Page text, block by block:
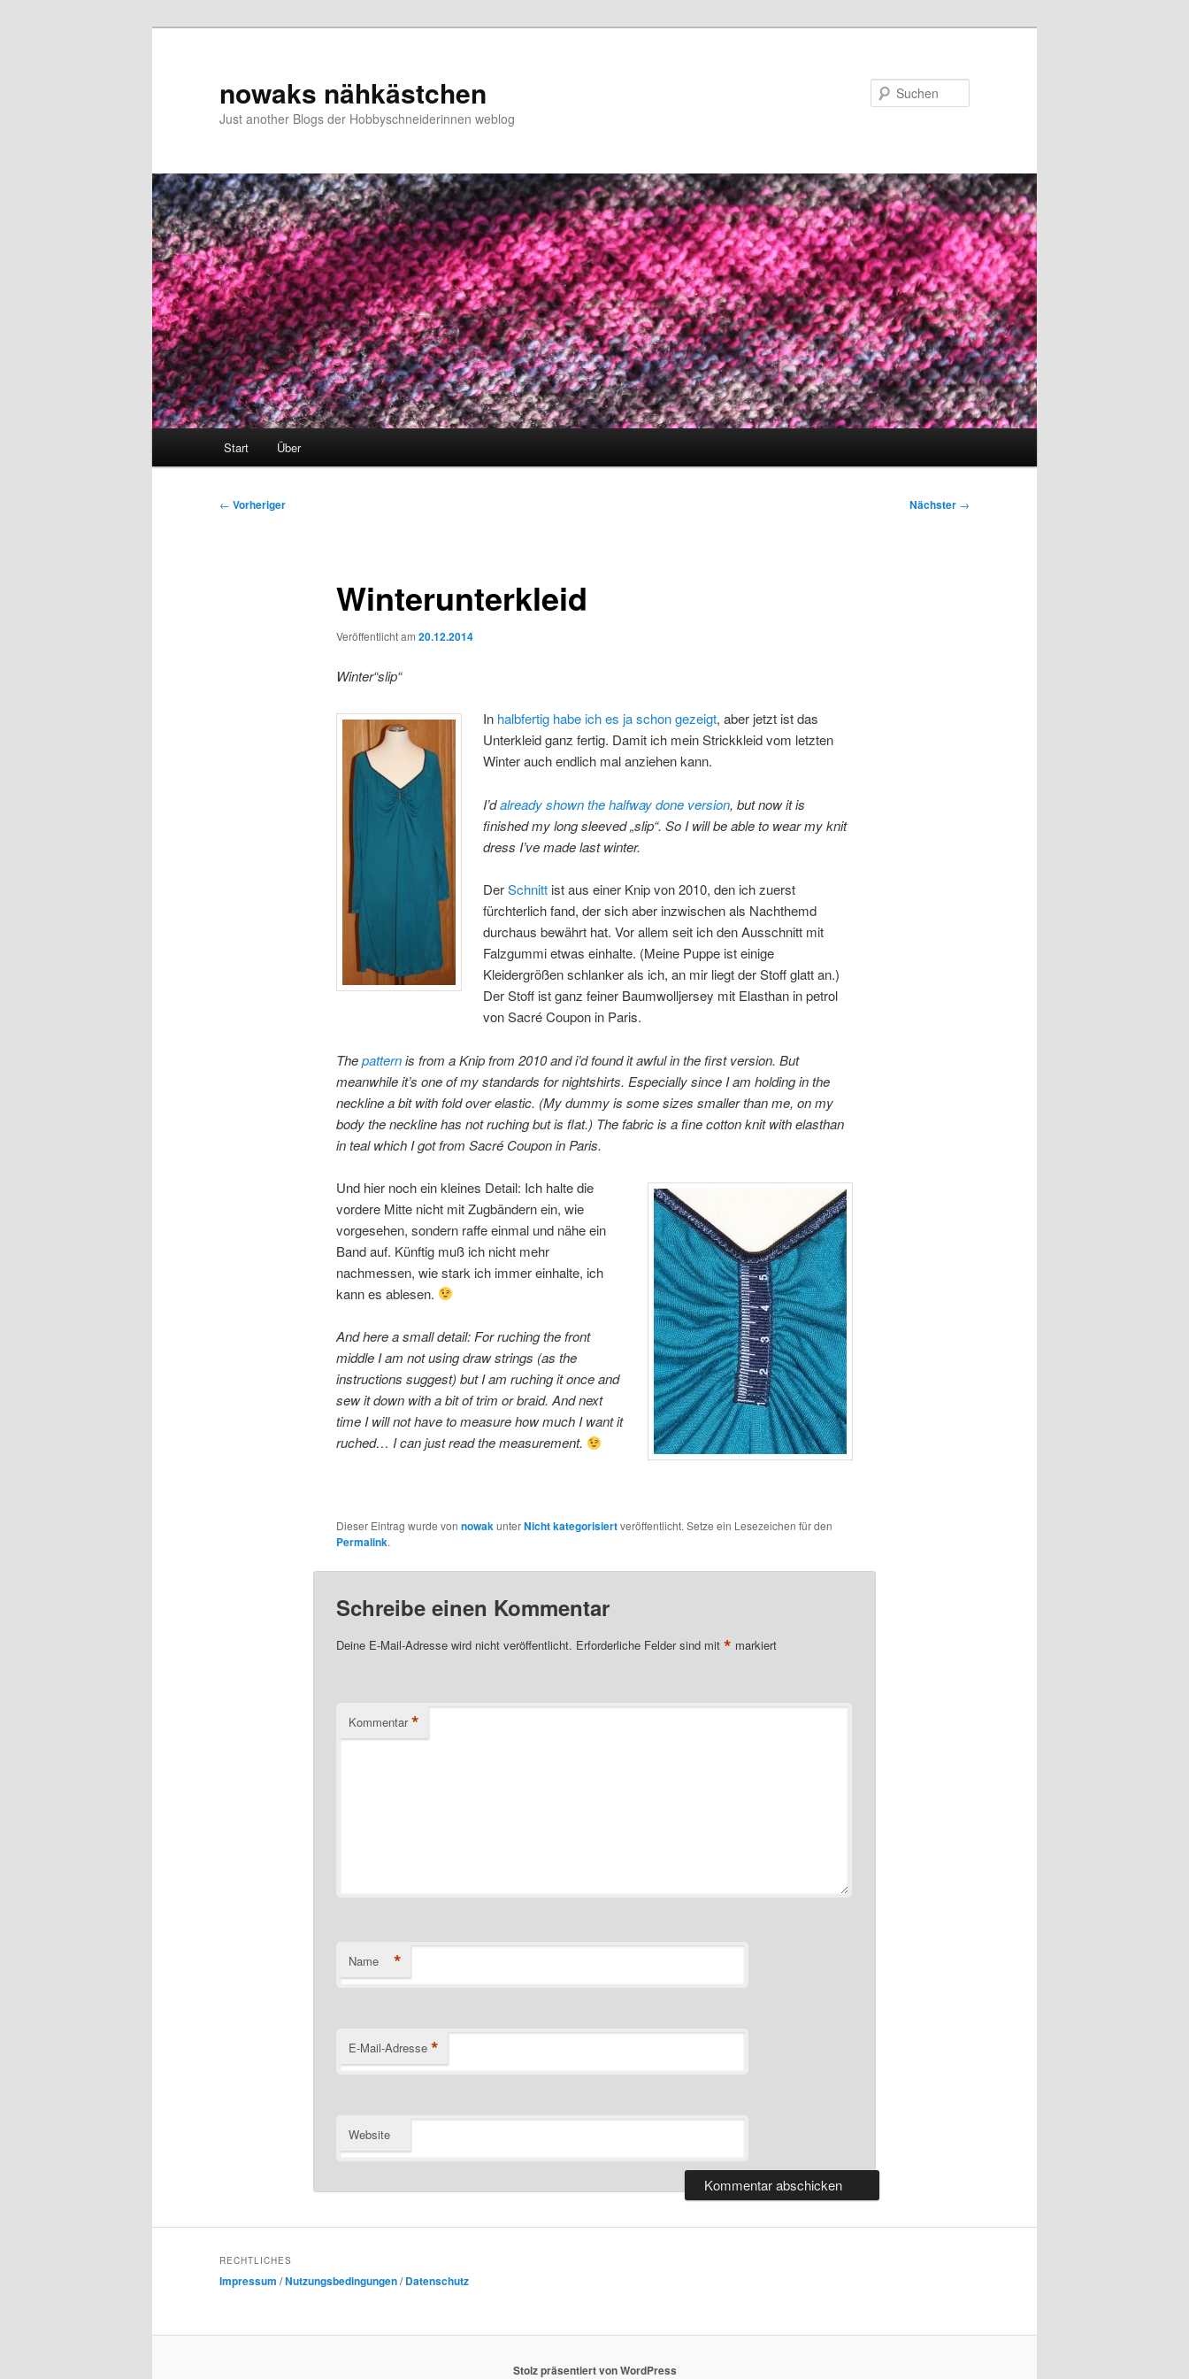
nowaks nähkästchen
Just another Blogs der Hobbyschneiderinnen weblog
Start Über
Beitragsnavigation
← Vorheriger Nächster →
Winterunterkleid
Veröffentlicht am 20.12.2014
Winter“slip“
In halbfertig habe ich es ja schon gezeigt, aber jetzt ist das
Unterkleid ganz fertig. Damit ich mein Strickkleid vom letzten
Winter auch endlich mal anziehen kann.
I’dalready shown the halfway done version, but now it is
finished my long sleeved „slip“. So I will be able to wear my knit
dress I’ve made last winter.
DerSchnitt ist aus einer Knip von 2010, den ich zuerst
fürchterlich fand, der sich aber inzwischen als Nachthemd
durchaus bewährt hat. Vor allem seit ich den Ausschnitt mit
Falzgummi etwas einhalte. (Meine Puppe ist einige
Kleidergrößen schlanker als ich, an mir liegt der Stoff glatt an.)
Der Stoff ist ganz feiner Baumwolljersey mit Elasthan in petrol
von Sacré Coupon in Paris.
Thepatternis from a Knip from 2010 and i’d found it awful in the first version. But
meanwhile it’s one of my standards for nightshirts. Especially since I am holding in the
neckline a bit with fold over elastic. (My dummy is some sizes smaller than me, on my
body the neckline has not ruching but is flat.) The fabric is a fine cotton knit with elasthan
in teal which I got from Sacré Coupon in Paris.
Und hier noch ein kleines Detail: Ich halte die
vordere Mitte nicht mit Zugbändern ein, wie
vorgesehen, sondern raffe einmal und nähe ein
Band auf. Künftig muß ich nicht mehr
nachmessen, wie stark ich immer einhalte, ich
kann es ablesen.
And here a small detail: For ruching the front
middle I am not using draw strings (as the
instructions suggest) but I am ruching it once and
sew it down with a bit of trim or braid. And next
time I will not have to measure how much I want it
ruched… I can just read the measurement.
Dieser Eintrag wurde von nowakunterNicht kategorisiertveröffentlicht. Setze ein Lesezeichen für den
Permalink.
Schreibe einen Kommentar
Deine E-Mail-Adresse wird nicht veröffentlicht. Erforderliche Felder sind mit * markiert
Kommentar *
Name *
E-Mail-Adresse *
Website
RECHTLICHES
Impressum /Nutzungsbedingungen/Datenschutz
Stolz präsentiert von WordPress